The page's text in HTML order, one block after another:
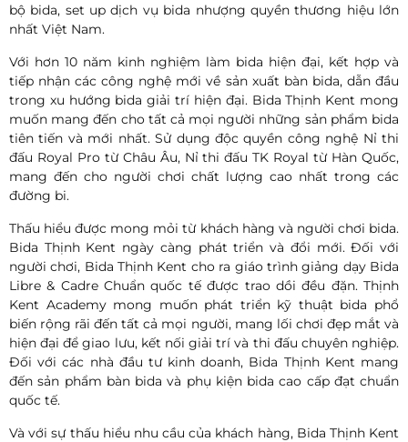
bộ bida, set up dịch vụ bida nhượng quyền thương hiệu lớn
nhất Việt Nam.
Với hơn 10 năm kinh nghiệm làm bida hiện đại, kết hợp và
tiếp nhận các công nghệ mới về sản xuất bàn bida, dẫn đầu
trong xu hướng bida giải trí hiện đại. Bida Thịnh Kent mong
muốn mang đến cho tất cả mọi người những sản phẩm bida
tiên tiến và mới nhất. Sử dụng độc quyền công nghệ Nỉ thi
đấu Royal Pro từ Châu Âu, Nỉ thi đấu TK Royal từ Hàn Quốc,
mang đến cho người chơi chất lượng cao nhất trong các
đường bi.
Thấu hiểu được mong mỏi từ khách hàng và người chơi bida.
Bida Thịnh Kent ngày càng phát triển và đổi mới. Đối với
người chơi, Bida Thịnh Kent cho ra giáo trình giảng dạy Bida
Libre & Cadre Chuẩn quốc tế được trao dồi đều đặn. Thịnh
Kent Academy mong muốn phát triển kỹ thuật bida phổ
biến rộng rãi đến tất cả mọi người, mang lối chơi đẹp mắt và
hiện đại để giao lưu, kết nối giải trí và thi đấu chuyên nghiệp.
Đối với các nhà đầu tư kinh doanh, Bida Thịnh Kent mang
đến sản phẩm bàn bida và phụ kiện bida cao cấp đạt chuẩn
quốc tế.
Và với sự thấu hiểu nhu cầu của khách hàng, Bida Thịnh Kent